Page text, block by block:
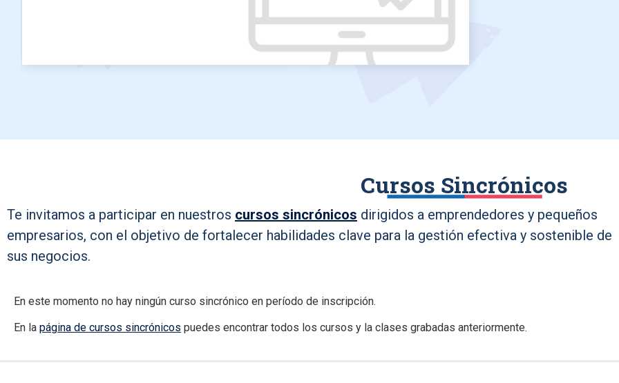
Cursos Sincrónicos
Te invitamos a participar en nuestros cursos sincrónicos dirigidos a emprendedores y pequeños
empresarios, con el objetivo de fortalecer habilidades clave para la gestión efectiva y sostenible de
sus negocios.
En este momento no hay ningún curso sincrónico en período de inscripción.
En la página de cursos sincrónicos puedes encontrar todos los cursos y la clases grabadas anteriormente.